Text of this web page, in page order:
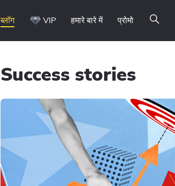
ब्लॉग VIP हमारे बारे में प्रोमो
Success stories